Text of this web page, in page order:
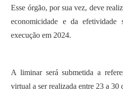
Esse órgão, por sua vez, deve
economicidade e da efetividade
execução em 2024.
A liminar será submetida a
virtual a ser realizada entre 23 a 30